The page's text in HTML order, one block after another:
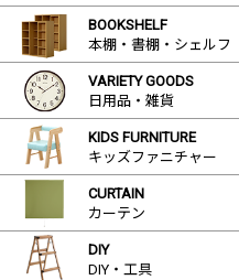
BOOKSHELF
本棚・書棚・シェルフ
VARIETY GOODS
日用品・雑貨
KIDS FURNITURE
キッズファニチャー
CURTAIN
カーテン
DIY
DIY・工具